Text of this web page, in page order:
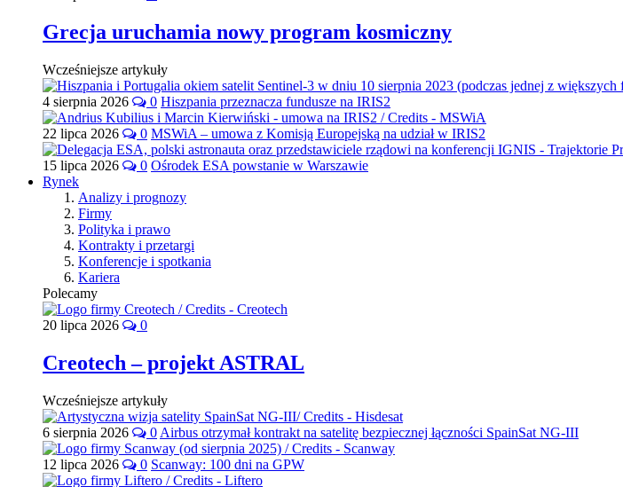
Grecja uruchamia nowy program kosmiczny
Wcześniejsze artykuły
4 sierpnia 2026 0 Hiszpania przeznacza fundusze na IRIS2
22 lipca 2026 0 MSWiA – umowa z Komisją Europejską na udział w IRIS2
15 lipca 2026 0 Ośrodek ESA powstanie w Warszawie
Rynek
Analizy i prognozy
Firmy
Polityka i prawo
Kontrakty i przetargi
Konferencje i spotkania
Kariera
Polecamy
20 lipca 2026 0
Creotech – projekt ASTRAL
Wcześniejsze artykuły
6 sierpnia 2026 0 Airbus otrzymał kontrakt na satelitę bezpiecznej łączności SpainSat NG-III
12 lipca 2026 0 Scanway: 100 dni na GPW